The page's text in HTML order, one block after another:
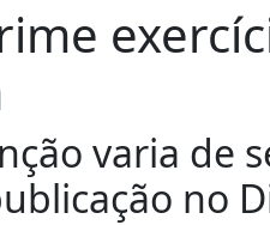
varia de
no